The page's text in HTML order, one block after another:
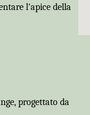
l'apice della
progettato da